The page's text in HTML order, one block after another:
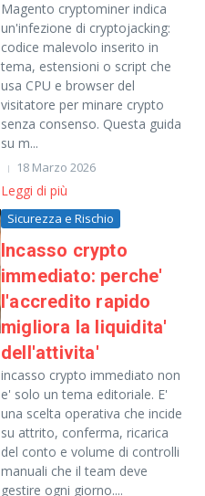
Magento cryptominer indica
un'infezione di cryptojacking:
codice malevolo inserito in
tema, estensioni o script che
usa CPU e browser del
visitatore per minare crypto
senza consenso. Questa guida
su m...
18 Marzo 2026
Leggi di più
Sicurezza e Rischio
Incasso crypto
immediato: perche'
l'accredito rapido
migliora la liquidita'
dell'attivita'
incasso crypto immediato non
e' solo un tema editoriale. E'
una scelta operativa che incide
su attrito, conferma, ricarica
del conto e volume di controlli
manuali che il team deve
gestire ogni giorno....